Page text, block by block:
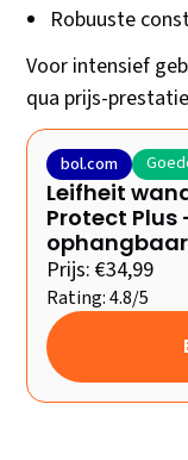
Robuuste
Voor intensief
qua prijs-
bol.com
Leifheit
Protect
Prijs: €34,99
Rating: 4.8/5